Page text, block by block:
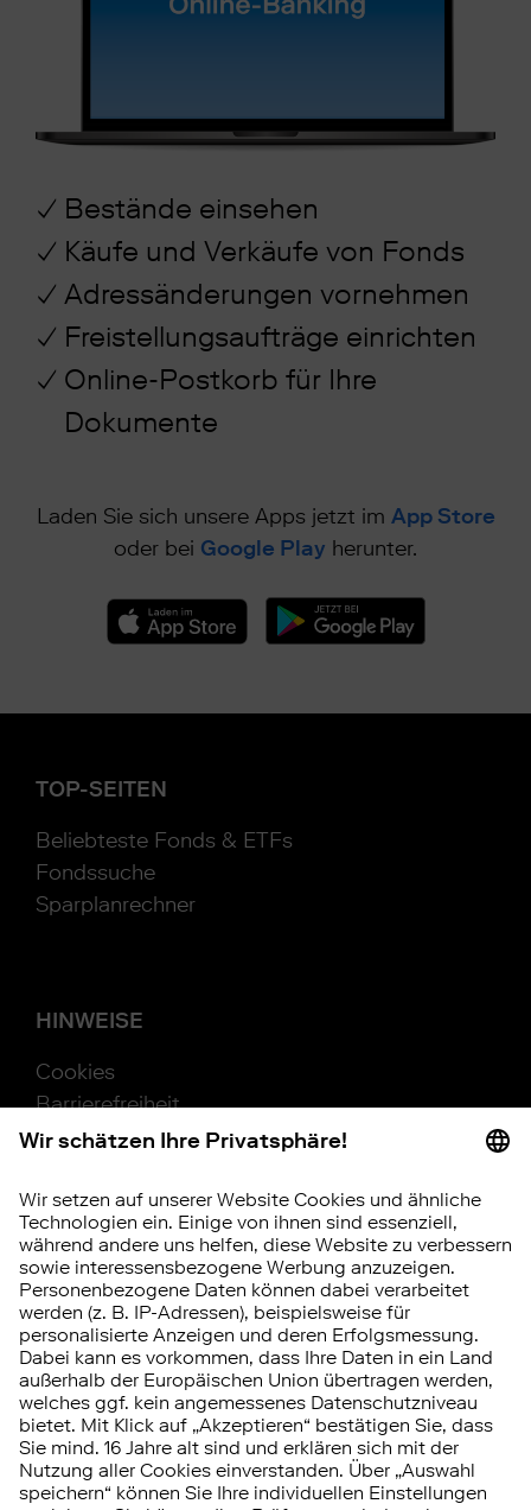
Bestände einsehen
Käufe und Verkäufe von Fonds
Adressänderungen vornehmen
Freistellungsaufträge einrichten
Online-Postkorb für Ihre
Dokumente
Laden Sie sich unsere Apps jetzt im App Store
oder bei Google Play herunter.
TOP-SEITEN
Beliebteste Fonds & ETFs
Fondssuche
Sparplanrechner
HINWEISE
Cookies
Barrierefreiheit
Vertrag widerrufen
RISIKOHINWEIS
Eine Investition in Wertpapiere unterliegt
bestimmten Risiken. Diese können kumuliert
oder einzeln auftreten.
Die Chancen und Risikenim Überblick.